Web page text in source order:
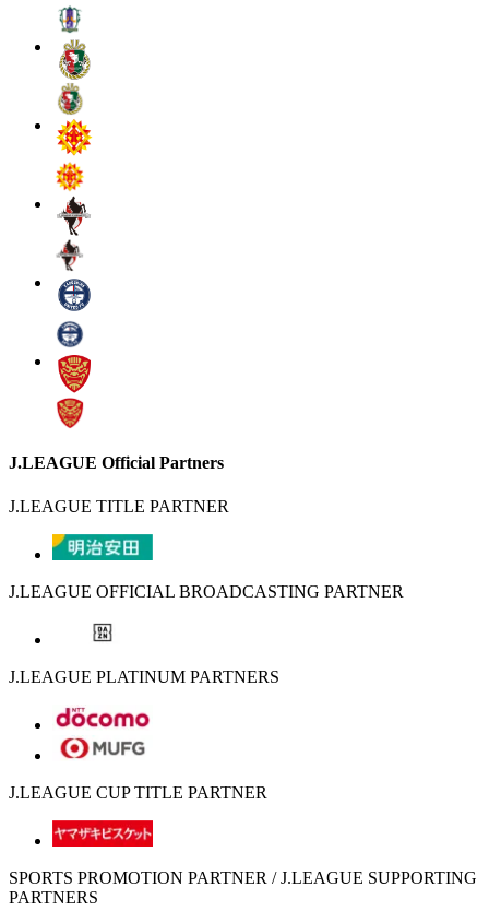
J.LEAGUE Official Partners
J.LEAGUE TITLE PARTNER
J.LEAGUE OFFICIAL BROADCASTING PARTNER
J.LEAGUE PLATINUM PARTNERS
J.LEAGUE CUP TITLE PARTNER
SPORTS PROMOTION PARTNER / J.LEAGUE SUPPORTING
PARTNERS